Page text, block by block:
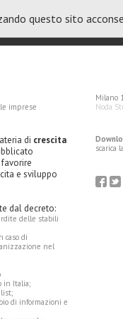
questo sito
u.s. ha
more
2016
e una
marzo 201
imprese
Milano
Noda
di crescita
e sviluppo
dal decreto:
delle stabili
caso di
nel
in Italia;
di informazioni e
scarica